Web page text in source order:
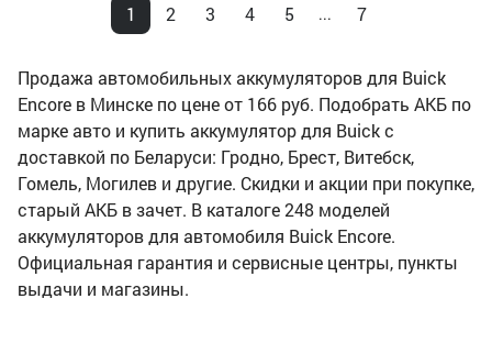
1 2 3 4 5 ... 7
Продажа автомобильных аккумуляторов для Buick
Encore в Минске по цене от 166 руб. Подобрать АКБ по
марке авто и купить аккумулятор для Buick с
доставкой по Беларуси: Гродно, Брест, Витебск,
Гомель, Могилев и другие. Скидки и акции при покупке,
старый АКБ в зачет. В каталоге 248 моделей
аккумуляторов для автомобиля Buick Encore.
Официальная гарантия и сервисные центры, пункты
выдачи и магазины.